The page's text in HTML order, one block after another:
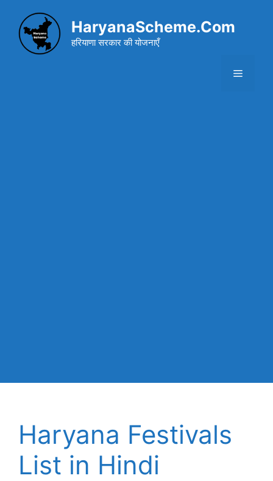
content
HaryanaScheme.Com
हरियाणा सरकार की योजनाएँ
Menu
Haryana Festivals
List in Hindi